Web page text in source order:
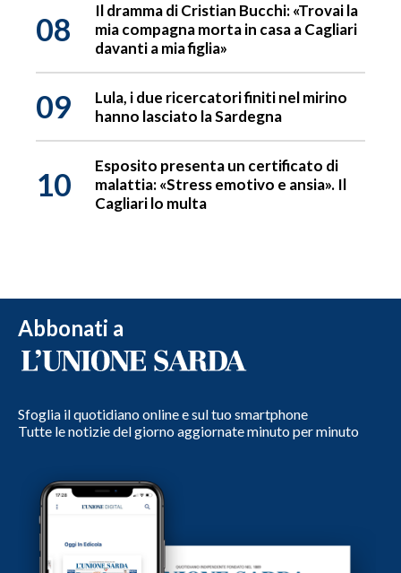
08
Il dramma di Cristian Bucchi: «Trovai la
mia compagna morta in casa a Cagliari
davanti a mia figlia»
09
Lula, i due ricercatori finiti nel mirino
hanno lasciato la Sardegna
10
Esposito presenta un certificato di
malattia: «Stress emotivo e ansia». Il
Cagliari lo multa
Abbonati a
Sfoglia il quotidiano online e sul tuo smartphone
Tutte le notizie del giorno aggiornate minuto per minuto